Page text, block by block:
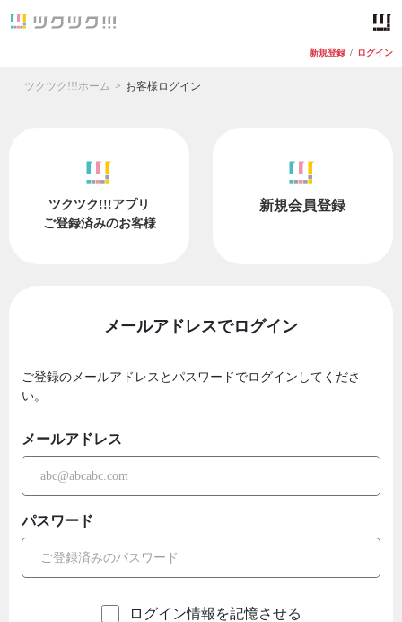
新規登録 / ログイン
ツクツク!!!ホーム お客様ログイン
ツクツク!!!アプリ
ご登録済みのお客様
新規会員登録
メールアドレスでログイン
ご登録のメールアドレスとパスワードでログインしてくださ
い。
メールアドレス
パスワード
ログイン情報を記憶させる